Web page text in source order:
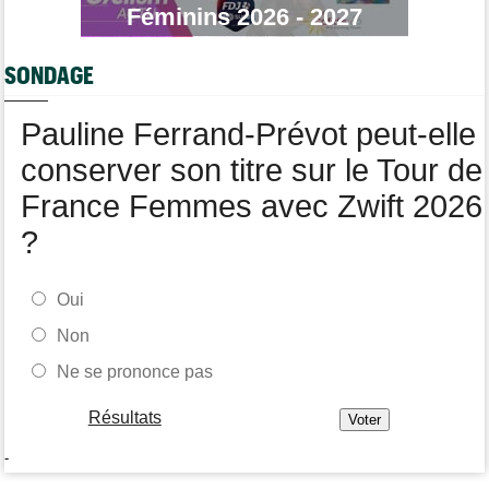
Isaac Del Toro prolonge avec UAE Team Emirates-XRG jusqu'en
semaine
Féminins 2026 - 2027
SONDAGE
Pauline Ferrand-Prévot peut-elle
conserver son titre sur le Tour de
France Femmes avec Zwift 2026
?
Oui
Non
Ne se prononce pas
Résultats
-